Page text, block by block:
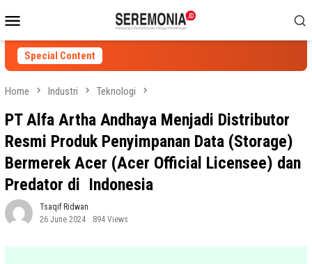
to
contentMenu
Special Content
Home Industri Teknologi
PT Alfa Artha Andhaya Menjadi Distributor
Resmi Produk Penyimpanan Data (Storage)
Bermerek Acer (Acer Official Licensee) dan
Predator di Indonesia
Tsaqif Ridwan
26 June 2024
894 Views